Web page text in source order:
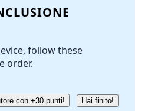
Annulla
follow these
order.
con +30 punti! Hai finito!